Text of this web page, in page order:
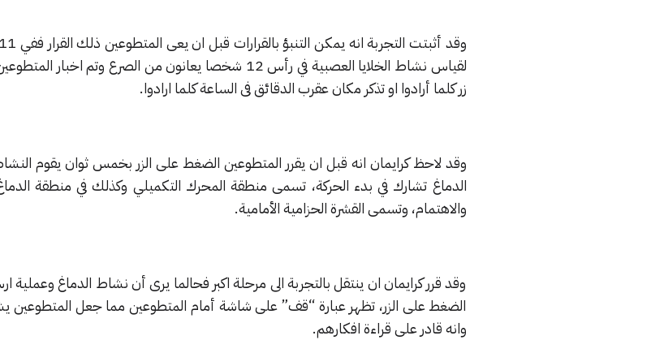
لقياس نشاط الخلايا العصبية في رأس 12 شخصا يعانون من الصرع وتم
زر كلما أرادوا او تذكر مكان عقرب الدقائق فى الساعة كلما ارادوا.
وقد لاحظ كرايمان انه قبل ان يقرر المتطوعين الضغط على الزر بخمس ثوان يقوم
الدماغ تشارك في بدء الحركة، تسمى منطقة المحرك التكميلي وكذلك في منطقة
والاهتمام، وتسمى القشرة الحزامية الأمامية.
وقد قرر كرايمان ان ينتقل بالتجربة الى مرحلة اكبر فحالما يرى أن نشاط الدماغ وعملية
الضغط على الزر، تظهر عبارة “قف” على شاشة أمام المتطوعين مما جعل المتطوعين
وانه قادر على قراءة افكارهم.